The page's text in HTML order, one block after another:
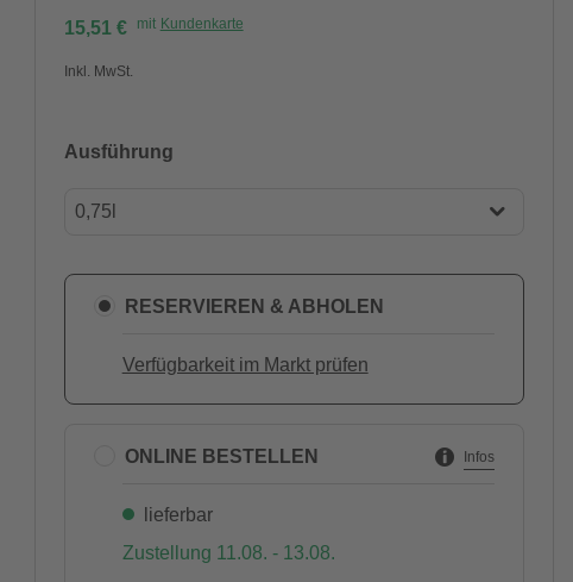
15,51 € mit Kundenkarte
Inkl. MwSt.
Ausführung
0,75l
2,5l
RESERVIEREN & ABHOLEN
Verfügbarkeit im Markt prüfen
ONLINE BESTELLEN Infos
lieferbar
Zustellung 11.08. - 13.08.